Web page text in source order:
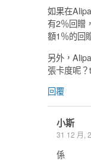
如果在
有2％回贈
額1％的回
另外，
張卡度呢
回覆
小斯
31 12 月,
係